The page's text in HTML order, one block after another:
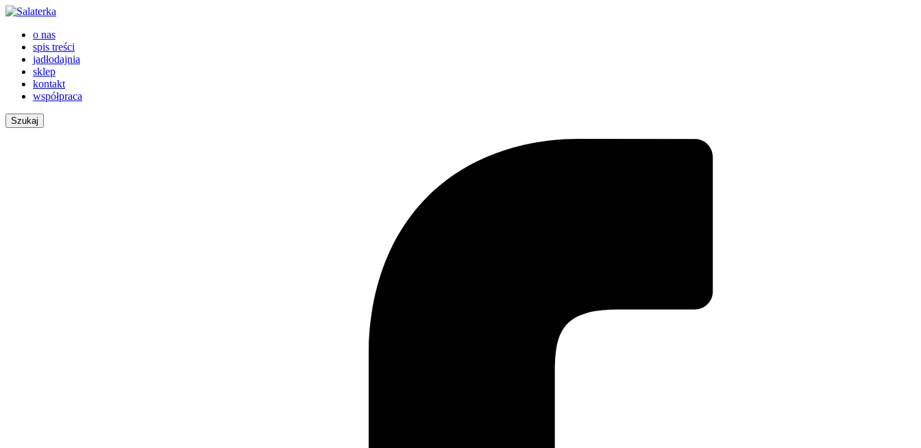
o nas
spis treści
jadłodajnia
sklep
kontakt
współpraca
Szukaj